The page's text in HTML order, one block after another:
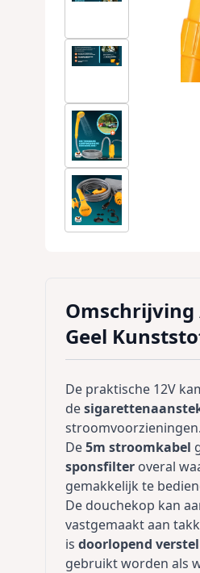
Omschrijving
Geel
De praktische 12V
de
stroomvoorzieningen.
De5m stroomkabel
sponsfilter overal
gemakkelijk te
De douchekop kan
vastgemaakt aan
is doorlopend
gebruikt worden als